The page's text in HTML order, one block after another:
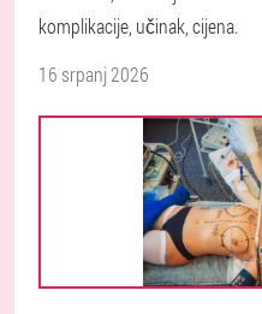
komplikacije, učinak, cijena.
16 srpanj 2026